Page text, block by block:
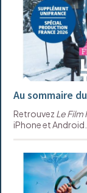
Au sommaire
Retrouvez Le Film
iPhone et Android.